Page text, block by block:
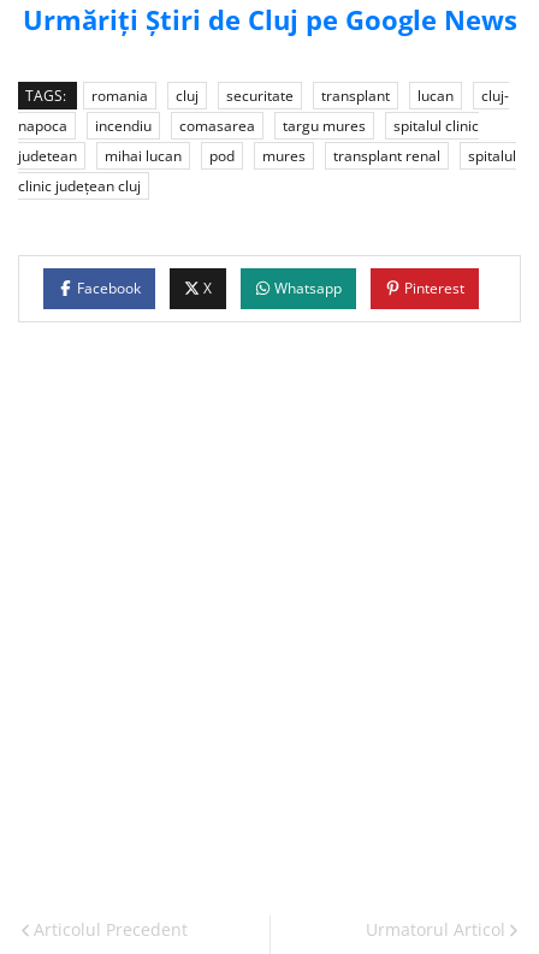
Urmăriți Știri de Cluj pe Google News
TAGS: romania cluj securitate transplant lucan
cluj-
napoca
incendiu comasarea targu mures
spitalul clinic
judetean
mihai lucan pod mures transplant renal
spitalul
clinic județean cluj
Facebook X Whatsapp Pinterest
Articolul Precedent Urmatorul Articol